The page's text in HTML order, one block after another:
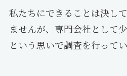
私たちにできることは決し
ませんが、専門会社として
という思いで調査を行ってい